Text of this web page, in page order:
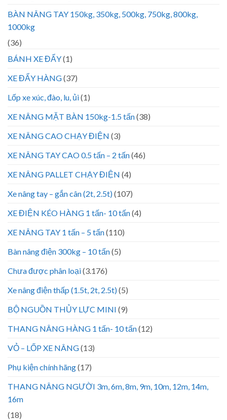
BÀN NÂNG TAY 150kg, 350kg, 500kg, 750kg, 800kg,
1000kg
(36)
BÁNH XE ĐẨY(1)
XE ĐẨY HÀNG(37)
Lốp xe xúc, đào, lu, ủi(1)
XE NÂNG MẶT BÀN 150kg-1.5 tấn(38)
XE NÂNG CAO CHẠY ĐIỆN (3)
XE NÂNG TAY CAO 0.5 tấn – 2 tấn(46)
XE NÂNG PALLET CHẠY ĐIỆN (4)
Xe nâng tay – gắn cân (2t, 2.5t)(107)
XE ĐIỆN KÉO HÀNG 1 tấn- 10 tấn(4)
XE NÂNG TAY 1 tấn – 5 tấn(110)
Bàn nâng điện 300kg – 10 tấn(5)
Chưa được phân loại(3.176)
Xe nâng điện thấp (1.5t, 2t, 2.5t)(5)
BỘ NGUỒN THỦY LỰC MINI (9)
THANG NÂNG HÀNG 1 tấn- 10 tấn(12)
VỎ – LỐP XE NÂNG(13)
Phụ kiện chính hãng(17)
THANG NÂNG NGƯỜI 3m, 6m, 8m, 9m, 10m, 12m, 14m,
16m
(18)